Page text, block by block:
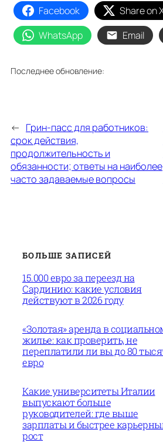
Facebook Share on
WhatsApp
Email
Последнее обновление:
← Грин-пасс для работников:
срок действия,
продолжительность и
обязанности; ответы на наиболее
часто задаваемые вопросы
БОЛЬШЕ ЗАПИСЕЙ
15.000 евро за переезд на
Сардинию: какие условия
действуют в 2026 году
«Золотая» аренда в
жилье: как проверить, не
переплатили ли вы до 80
евро
Какие университеты Италии
выпускают больше
руководителей: где выше
зарплаты и быстрее
рост